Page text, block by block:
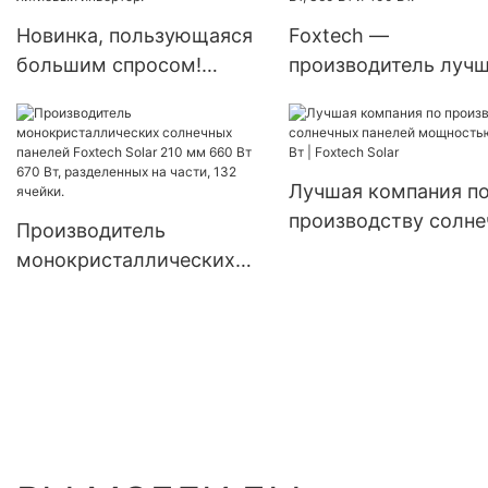
батареями.
Новинка, пользующаяся
большим спросом!
энергии MPPT 3,6 кВт 6,2
кВт 48 В, автономный
гибридный домашний
Foxtech —
производитель
панелей с
элементами
182 мм, мощностью
Производитель
монокристаллических
Лучшая компания по
производству